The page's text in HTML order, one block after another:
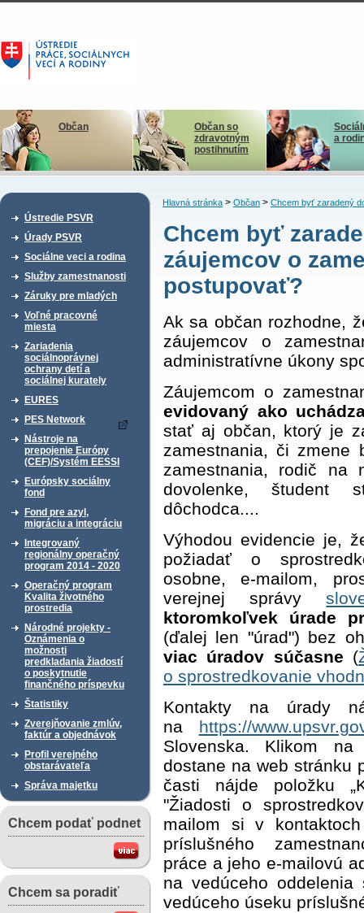
Občan
Občan so
zdravotným
postihnutím
a
Ústredie PSVR
Úrady PSVR
Sociálne veci a rodina
Služby zamestnanosti
Záruky pre mladých
Voľné pracovné
miesta
Zariadenia
sociálnoprávnej
ochrany detí a
sociálnej kurately
EURES
PES Network
Nástroje na
prepojenie Európy
(CEF)/Systém EESSI
Európsky sociálny
fond
Fond pre azyl,
migráciu a integráciu
Integrovaný
regionálny operačný
program 2014 - 2020
Operačný program
Kvalita životného
prostredia
Národné projekty -
Oznámenia o
možnosti
predkladania žiadostí
o poskytnutie
finančného príspevku
Štatistiky
Zverejňovanie zmlúv,
faktúr a objednávok
Profil verejného
obstarávateľa
Správa majetku
Chcem podať podnet
Chcem sa poradiť
Hlavná stránka> Občan> Chcem byť zaradený
Chcem byť
záujemcov o
postupovať?
Ak sa občan rozhodne,
záujemcov o
administratívne úkony
Záujemcom o
evidovaný ako
stať aj občan, ktorý je
zamestnania, či zmene
zamestnania, rodič na
dovolenke, študent
dôchodca....
Výhodou evidencie je,
požiadať o
osobne, e-mailom,
verejnej správy
ktoromkoľvek úrade
(ďalej len "úrad") bez
viac úradov súčasne (
o sprostredkovanie
Kontakty na úrady
na https://
Slovenska. Klikom
dostane na web stránku
časti nájde položku
"Žiadosti o
mailom si v
príslušného
práce a jeho e-mailovú
na vedúceho oddelenia
vedúceho úseku